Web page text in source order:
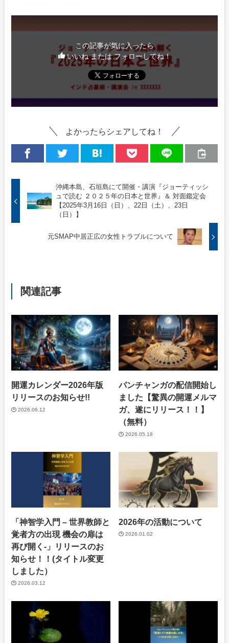
この記事が気に入ったら
いいね または フォローしてね！
よかったらシェアしてね！
沖縄本島、石垣島にて開催・講演『ジョーティッシ
ュで読む ２０２５年の日本と世界』＆ 対面鑑定会
【2025年3月16日（日）、22日（土）、23日
（日）】
元SMAP中居正広の女性トラブルについて
関連記事
開運カレンダー2026年版
リリースのお知らせ!!
2026.06.12
パンチャンガの配信開始し
ました【驚異の開運メルマ
ガ、遂にリリース！！】
（無料）
2026.05.18
「神智学入門 – 世界教師と
覚者方の出現 機会の扉は
再び開く-」リリースのお
知らせ！！(タイトル変更
しました）
2026.03.12
2026年の活動について
2026.01.02